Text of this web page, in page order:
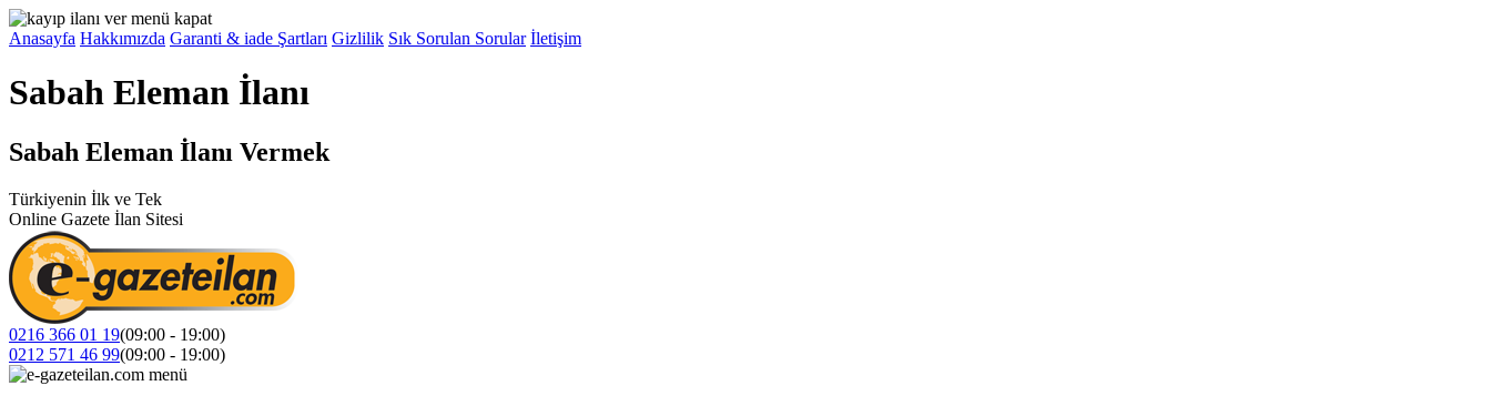
Anasayfa Hakkımızda Garanti & iade Şartları Gizlilik Sık Sorulan Sorular İletişim
Sabah Eleman İlanı
Sabah Eleman İlanı Vermek
Türkiyenin İlk ve Tek
Online Gazete İlan Sitesi
0216 366 01 19(09:00 - 19:00)
0212 571 46 99(09:00 - 19:00)